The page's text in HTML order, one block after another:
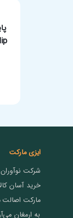
ایزی مارکت
شرکت
مارکت
به ارمغان